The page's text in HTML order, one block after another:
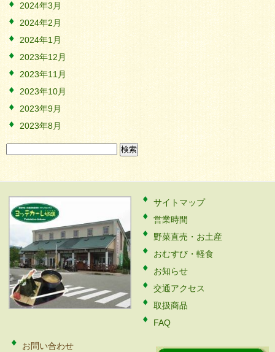
2024年3月
2024年2月
2024年1月
2023年12月
2023年11月
2023年10月
2023年9月
2023年8月
索:
サイトマップ
営業時間
野菜直売・お土産
おむすび・軽食
お知らせ
交通アクセス
取扱商品
FAQ
お問い合わせ